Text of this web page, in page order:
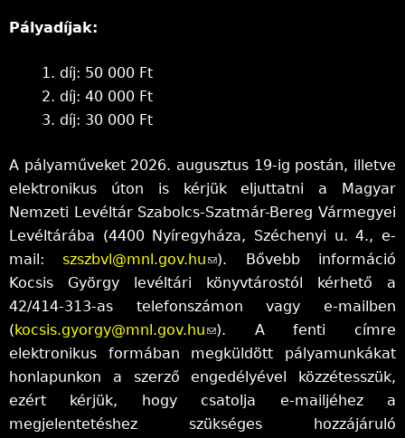
Pályadíjak:
1. díj: 50 000 Ft
2. díj: 40 000 Ft
3. díj: 30 000 Ft
A pályaműveket 2026. augusztus 19-ig postán, illetve
elektronikus úton is kérjük eljuttatni a Magyar
Nemzeti Levéltár Szabolcs-Szatmár-Bereg Vármegyei
Levéltárába (4400 Nyíregyháza, Széchenyi u. 4., e-
mail:szszbvl@mnl.gov.hu(
l
i
n
k
s
e
n
). Bővebb információ
Kocsis György levéltári könyvtárostól kérhető a
42/414-313-as telefonszámon vagy e-mailben
( kocsis.gyorgy@mnl.gov.hu(
l
i
n
k
). A fenti címre
elektronikus formában megküldött pályamunkákat
honlapunkon a szerző engedélyével közzétesszük,
ezért kérjük, hogy csatolja e-mailjéhez a
megjelentetéshez szükséges hozzájáruló